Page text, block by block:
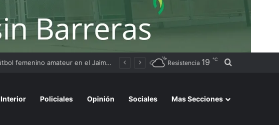
Sameep realiza trabajos de dragado en Puerto Lavalle para asegurar la captación de agua del río Bermejo Resistencia 19 ℃ Buscar por
Interior Policiales Opinión Sociales Mas Secciones